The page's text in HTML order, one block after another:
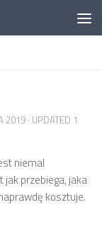
2019· UPDATED 1
niemal
przebiega, jaka
kosztuje.